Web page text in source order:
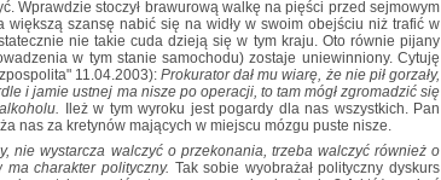
Wprawdzie stoczył brawurową walkę na pięści przed sejmowym
szansę nabić się na widły w swoim obejściu niż trafić w
nie takie cuda dzieją się w tym kraju. Oto równie pijany
w tym stanie samochodu) zostaje uniewinniony. Cytuję
11.04.2003): Prokurator dał mu wiarę, że nie pił gorzały,
i jamie ustnej ma nisze po operacji, to tam mógł zgromadzić się
Ileż w tym wyroku jest pogardy dla nas wszystkich. Pan
nas za kretynów mających w miejscu mózgu puste nisze.
nie wystarcza walczyć o przekonania, trzeba walczyć również o
charakter polityczny. Tak sobie wyobrażał polityczny dyskurs